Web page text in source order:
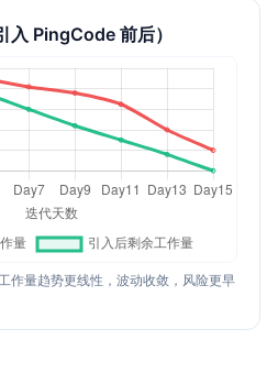
入 PingCode 前后）
作量趋势更线性，波动收敛，风险更早